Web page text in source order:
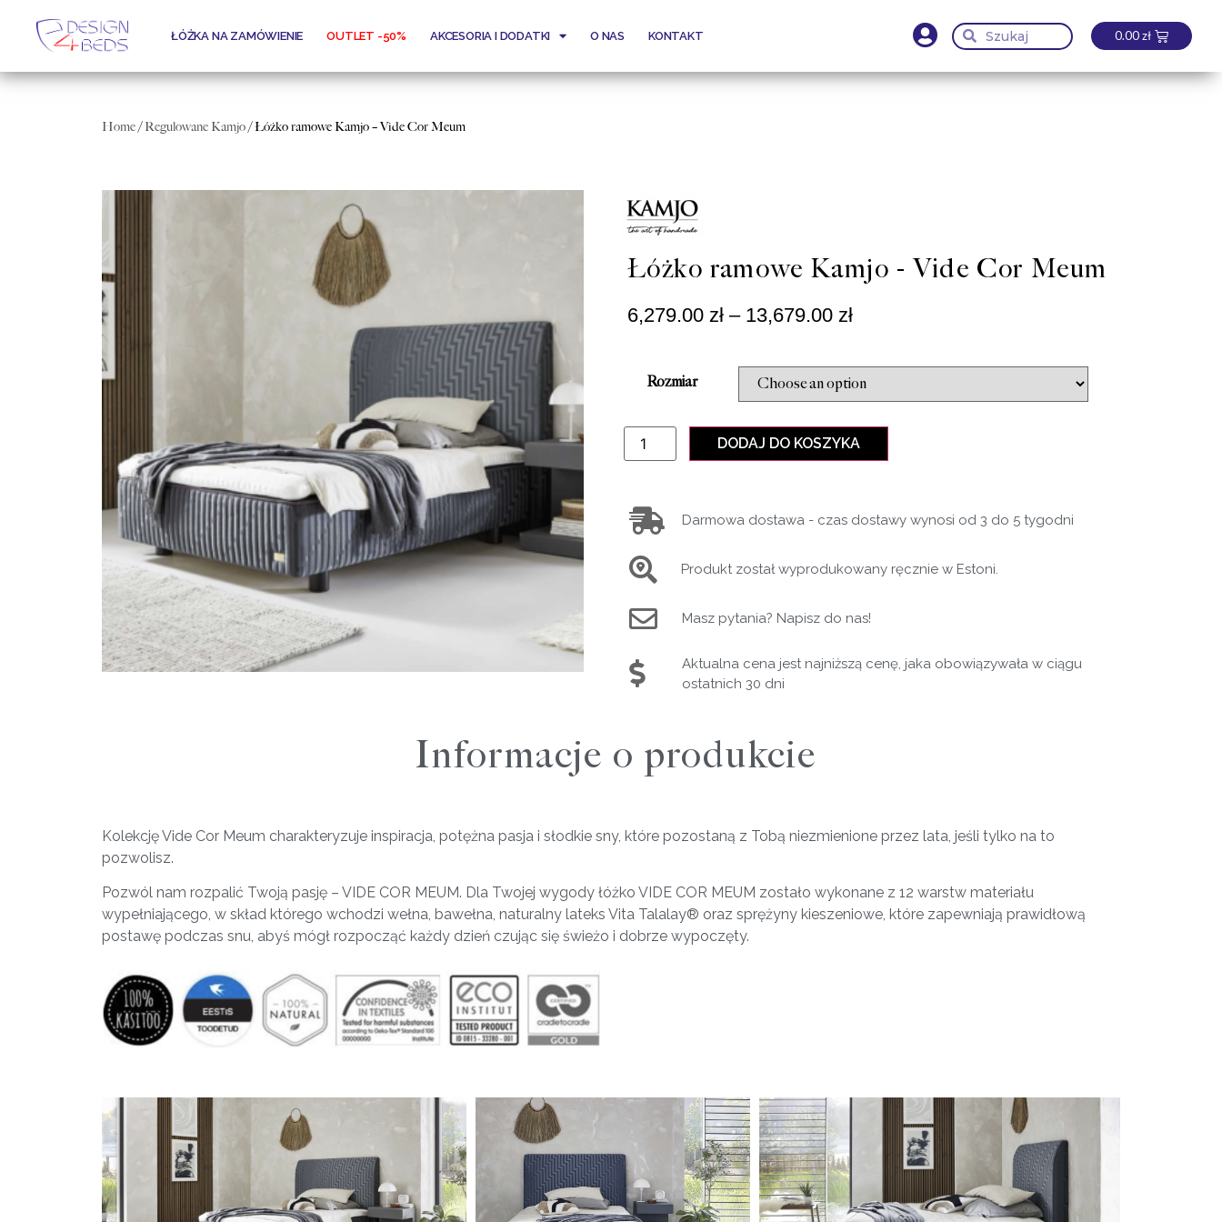
ŁÓŻKA NA ZAMÓWIENIE OUTLET -50% AKCESORIA I DODATKI O NAS KONTAKT 0.00zł
Home/Regulowane Kamjo/ Łóżko ramowe Kamjo – Vide Cor Meum
Łóżko ramowe Kamjo - Vide Cor Meum
6,279.00 zł– 13,679.00 zł
Rozmiar
DODAJ DO KOSZYKA
Darmowa dostawa - czas dostawy wynosi od 3 do 5 tygodni
Produkt został wyprodukowany ręcznie w Estoni.
Masz pytania? Napisz do nas!
Aktualna cena jest najniższą cenę, jaka obowiązywała w ciągu
ostatnich 30 dni
Informacje o produkcie
Kolekcję Vide Cor Meum charakteryzuje inspiracja, potężna pasja i słodkie sny, które pozostaną z Tobą niezmienione przez lata, jeśli tylko na to
pozwolisz.
Pozwól nam rozpalić Twoją pasję – VIDE COR MEUM. Dla Twojej wygody łóżko VIDE COR MEUM zostało wykonane z 12 warstw materiału
wypełniającego, w skład którego wchodzi wełna, bawełna, naturalny lateks Vita Talalay® oraz sprężyny kieszeniowe, które zapewniają prawidłową
postawę podczas snu, abyś mógł rozpocząć każdy dzień czując się świeżo i dobrze wypoczęty.